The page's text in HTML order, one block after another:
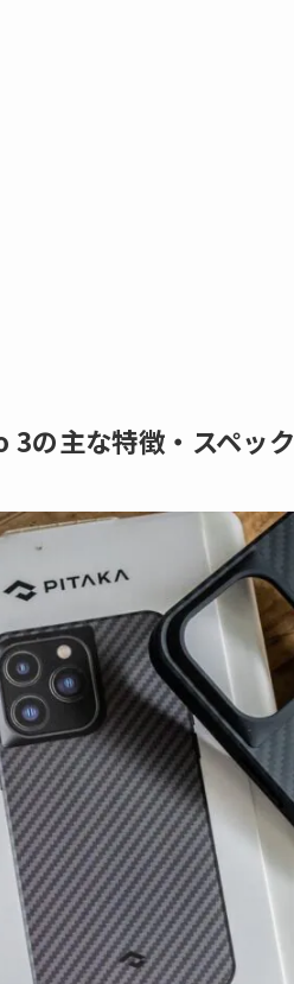
の主な特徴・スペック